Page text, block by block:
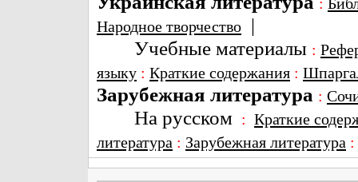
Народное творчество |
Учебные материалы :
языку : Краткие содержания :
Зарубежная литература :
На русском : Краткие
литература : Зарубежная литература